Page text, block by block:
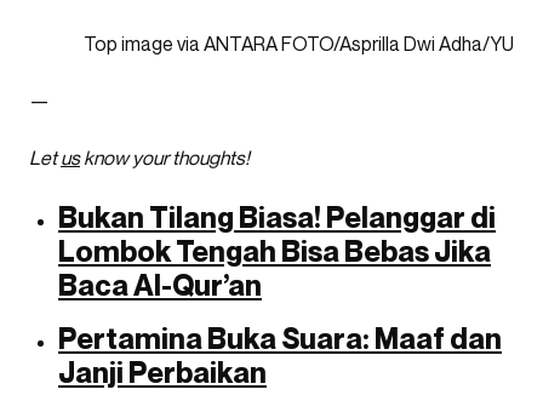
Top image via ANTARA FOTO/Asprilla Dwi Adha/YU
—
Letusknow your thoughts!
Bukan Tilang Biasa! Pelanggar di
Lombok Tengah Bisa Bebas Jika
Baca Al-Qur’an
Pertamina Buka Suara: Maaf dan
Janji Perbaikan